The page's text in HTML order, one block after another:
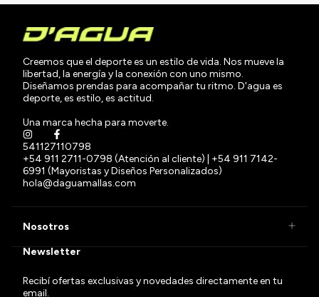
Creemos que el deporte es un estilo de vida. Nos mueve la
libertad, la energía y la conexión con uno mismo.
Diseñamos prendas para acompañar tu ritmo. D'agua es
deporte, es estilo, es actitud.
Una marca hecha para moverte.
541127110798
+54 911 2711-0798 (Atención al cliente) | +54 911 7142-
6991 (Mayoristas y Diseños Personalizados)
hola@daguamallas.com
Nosotros
Newsletter
Recibí ofertas exclusivas y novedades directamente en tu
email.